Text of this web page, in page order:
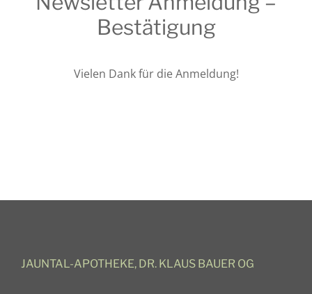
Produkte
Kontakt
Bestätigung
Vielen Dank für die Anmeldung!
JAUNTAL-APOTHEKE, DR. KLAUS BAUER OG